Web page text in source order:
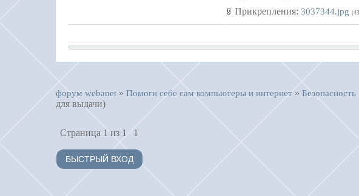
Прикрепления: 3037344.jpg
форум webanet » Помоги себе сам компьютеры и интернет » Безопасность
для выдачи)
Страница 1 из 1 1